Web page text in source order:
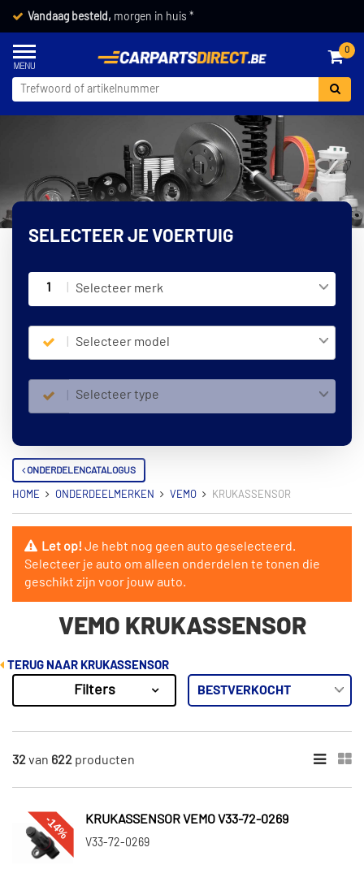
Vandaag besteld, morgen in huis *
0
SELECTEER JE VOERTUIG
1 Selecteer merk
Selecteer model
Selecteer type
ONDERDELENCATALOGUS
HOME ONDERDEELMERKEN VEMO KRUKASSENSOR
Let op!Je hebt nog geen auto geselecteerd.
Selecteer je auto om alleen onderdelen te tonen die
geschikt zijn voor jouw auto.
VEMO KRUKASSENSOR
TERUG NAAR KRUKASSENSOR
Resultaten
×
Krukas positiesensor (622)
Nokkenas positiesensor (71)
Snelheidssensor versnellingsbak (13)
Toerentalsensor (12)
Filters
32van 622 producten
-14% KRUKASSENSOR VEMO V33-72-0269
V33-72-0269